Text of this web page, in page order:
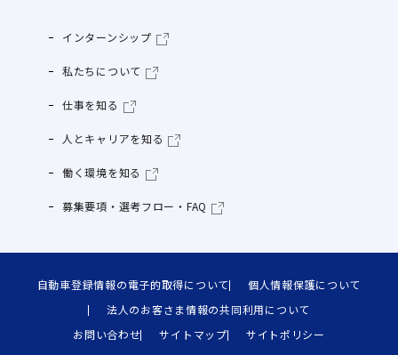
インターンシップ
私たちについて
仕事を知る
人とキャリアを知る
働く環境を知る
募集要項・選考フロー・FAQ
自動車登録情報の電子的取得について
個人情報保護について
法人のお客さま情報の共同利用について
お問い合わせ
サイトマップ サイトポリシー